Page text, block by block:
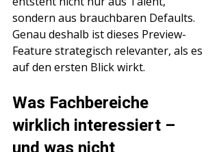
sondern aus brauchbaren Defaults.
Genau deshalb ist dieses Preview-
Feature strategisch relevanter, als es
auf den ersten Blick wirkt.
Was Fachbereiche
wirklich interessiert –